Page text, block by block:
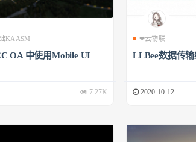
KAASM
OA 中使用Mobile UI
7.27K
❤云物联
LLBee数据传
2020-10-12